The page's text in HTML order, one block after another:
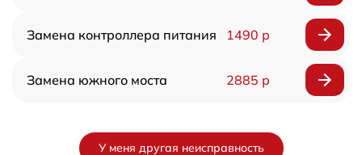
Замена контроллера питания 1490 р
Замена южного моста 2885 р
У меня другая неисправность